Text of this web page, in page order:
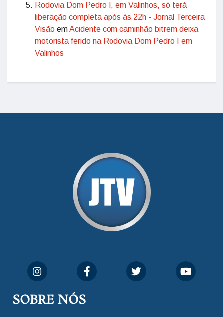
Rodovia Dom Pedro I, em Valinhos, só terá
liberação completa após às 22h - Jornal Terceira
Visão emAcidente com caminhão bitrem deixa
motorista ferido na Rodovia Dom Pedro I em
Valinhos
SOBRE NÓS